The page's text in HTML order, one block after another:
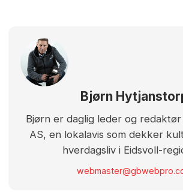
Bjørn
Bjørn er daglig leder og redaktør
AS, en lokalavis som dekker
hverdagsliv i Eidsvoll-